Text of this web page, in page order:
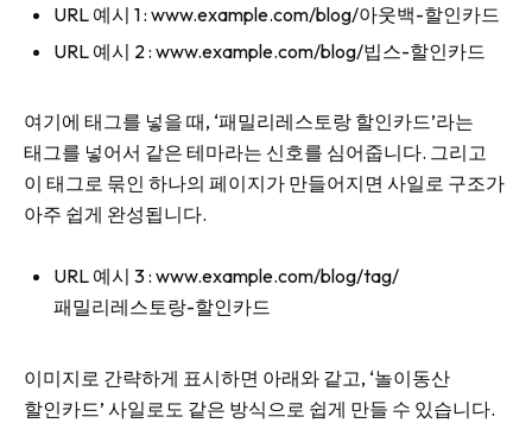
URL 예시 1 : www.example.com/blog/아웃백-할인카드
URL 예시 2 : www.example.com/blog/빕스-할인카드
여기에 태그를 넣을 때, ‘패밀리레스토랑 할인카드’라는
태그를 넣어서 같은 테마라는 신호를 심어줍니다. 그리고
이 태그로 묶인 하나의 페이지가 만들어지면 사일로 구조가
아주 쉽게 완성됩니다.
URL 예시 3 : www.example.com/blog/tag/
패밀리레스토랑-할인카드
이미지로 간략하게 표시하면 아래와 같고, ‘놀이동산
할인카드’ 사일로도 같은 방식으로 쉽게 만들 수 있습니다.